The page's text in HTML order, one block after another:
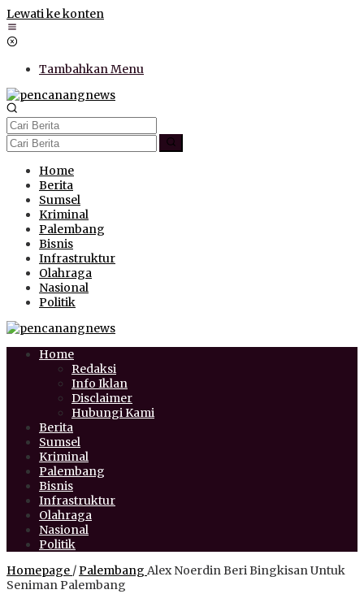
Lewati ke konten
Tambahkan Menu
Home
Berita
Sumsel
Kriminal
Palembang
Bisnis
Infrastruktur
Olahraga
Nasional
Politik
Home
Redaksi
Info Iklan
Disclaimer
Hubungi Kami
Berita
Sumsel
Kriminal
Palembang
Bisnis
Infrastruktur
Olahraga
Nasional
Politik
Homepage /Palembang Alex Noerdin Beri Bingkisan Untuk
Seniman Palembang